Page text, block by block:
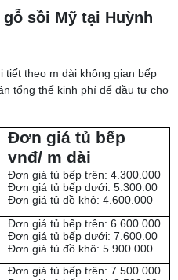
sồi Mỹ tại Huỳnh
tiết theo m dài không gian bếp
tổng thể kinh phí để đầu tư cho
Đơn giá tủ bếp
vnđ/ m dài
Đơn giá tủ bếp trên: 4.300.000
Đơn giá tủ bếp dưới: 5.300.00
Đơn giá tủ đồ khô: 4.600.000
Đơn giá tủ bếp trên: 6.600.000
Đơn giá tủ bếp dưới: 7.600.00
Đơn giá tủ đồ khô: 5.900.000
Đơn giá tủ bếp trên: 7.500.000